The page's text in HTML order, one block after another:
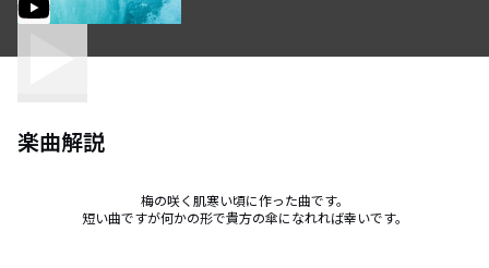
楽曲解説
梅の咲く肌寒い頃に作った曲です。
短い曲ですが何かの形で貴方の傘になれれば幸いです。